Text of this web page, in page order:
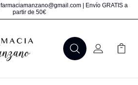
farmaciamanzano@gmail.com | Envío GRATIS a
partir de 50€
BuscarMi Cuenta
Mi